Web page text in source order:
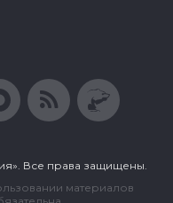
Все права защищены.
материалов